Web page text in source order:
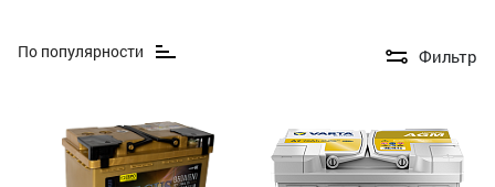
По популярности Фильтр